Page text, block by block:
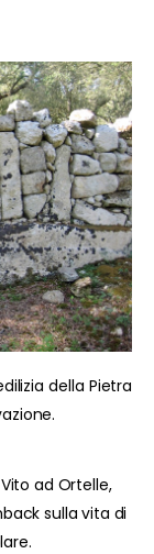
della Pietra
ad Ortelle,
sulla vita di